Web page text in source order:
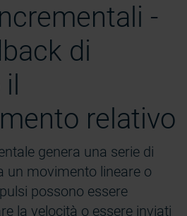
-
di
relativo
genera una serie di
un movimento lineare o
possono essere
la velocità o essere inviati